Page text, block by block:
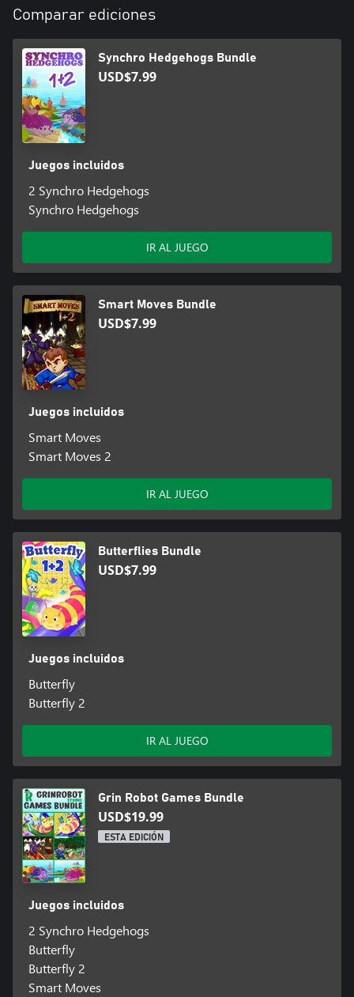
Comparar ediciones
Synchro Hedgehogs Bundle
USD$7.99
Juegos incluidos
2 Synchro Hedgehogs
Synchro Hedgehogs
IR AL JUEGO
Smart Moves Bundle
USD$7.99
Juegos incluidos
Smart Moves
Smart Moves 2
IR AL JUEGO
Butterflies Bundle
USD$7.99
Juegos incluidos
Butterfly
Butterfly 2
IR AL JUEGO
Grin Robot Games Bundle
USD$19.99
ESTA EDICIÓN
Juegos incluidos
2 Synchro Hedgehogs
Butterfly
Butterfly 2
Smart Moves